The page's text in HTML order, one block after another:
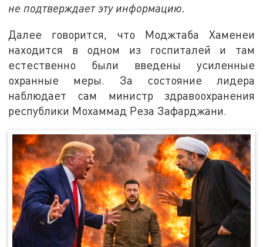
не подтверждает эту информацию.
Далее говорится, что Моджтаба Хаменеи
находится в одном из госпиталей и там
естественно были введены усиленные
охранные меры. За состояние лидера
наблюдает сам министр здравоохранения
республики Мохаммад Реза Зафарджани.